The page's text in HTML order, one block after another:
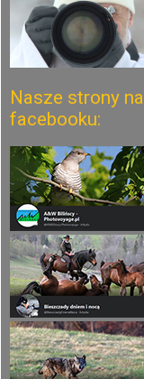
Nasze strony na
facebooku: